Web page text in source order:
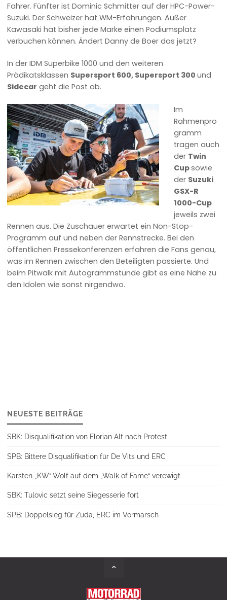
Fahrer. Fünfter ist Dominic Schmitter auf der HPC-Power-
Suzuki. Der Schweizer hat WM-Erfahrungen. Außer
Kawasaki hat bisher jede Marke einen Podiumsplatz
verbuchen können. Ändert Danny de Boer das jetzt?
In der IDM Superbike 1000 und den weiteren
Prädikatsklassen Supersport 600, Supersport 300und
Sidecar geht die Post ab.
Im
Rahmenpro
gramm
tragen auch
der Twin
Cupsowie
der Suzuki
GSX-R
1000-Cup
jeweils zwei
Rennen aus. Die Zuschauer erwartet ein Non-Stop-
Programm auf und neben der Rennstrecke. Bei den
öffentlichen Pressekonferenzen erfahren die Fans genau,
was im Rennen zwischen den Beteiligten passierte. Und
beim Pitwalk mit Autogrammstunde gibt es eine Nähe zu
den Idolen wie sonst nirgendwo.
NEUESTE BEITRÄGE
SBK: Disqualifikation von Florian Alt nach Protest
SPB: Bittere Disqualifikation für De Vits und ERC
Karsten „KW“ Wolf auf dem „Walk of Fame“ verewigt
SBK: Tulovic setzt seine Siegesserie fort
SPB: Doppelsieg für Zuda, ERC im Vormarsch
Back